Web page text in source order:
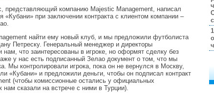
компанию Majestic Management, написал
«Кубани» при заключении контракта с клиентом компании –
найти ему новый клуб, и мы предложили футболиста
Петреску. Генеральный менеджер и директоры
нам, что заинтересованы в игроке, но оформят сделку без
у нас есть подписанный Зелао документ о том, что мы
Мы контролировали игрока, пока он не вернулся в Москву,
«Кубани» и предложили деньги, чтобы он подписал контракт
(чтобы комиссионные остались у официальных
нам сказали на встрече с ними в Турции).